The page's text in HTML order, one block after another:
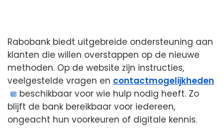
Rabobank biedt uitgebreide ondersteuning aan
klanten die willen overstappen op de nieuwe
methoden. Op de website zijn instructies,
veelgestelde vragen en contactmogelijkheden
beschikbaar voor wie hulp nodig heeft. Zo
blijft de bank bereikbaar voor iedereen,
ongeacht hun voorkeuren of digitale kennis.